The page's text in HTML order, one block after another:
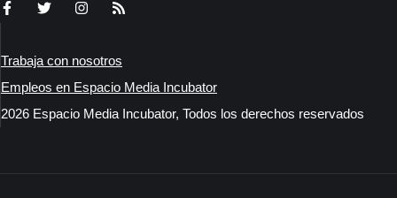
Trabaja con nosotros
Empleos en Espacio Media Incubator
2026 Espacio Media Incubator, Todos los derechos reservados